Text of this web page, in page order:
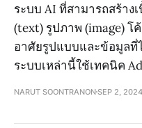
ระบบ AI ที่สามารถสร้าง
(text) รูปภาพ (image) โ
อาศัยรูปแบบและข้อมูลที่
ระบบเหล่านี้ใช้เทคนิค
NARUT SOONTRANONSEP 2, 2024